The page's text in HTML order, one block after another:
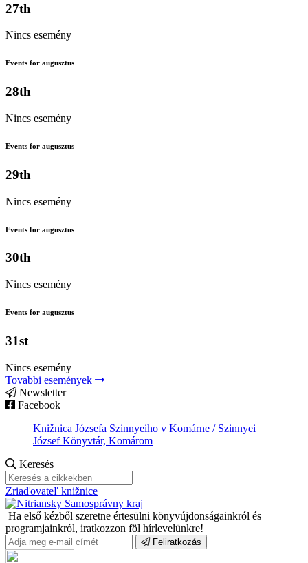
27th
Nincs esemény
Events for augusztus
28th
Nincs esemény
Events for augusztus
29th
Nincs esemény
Events for augusztus
30th
Nincs esemény
Events for augusztus
31st
Nincs esemény
Tovabbi események
Newsletter
Facebook
Knižnica Józsefa Szinnyeiho v Komárne / Szinnyei
József Könyvtár, Komárom
Keresés
Zriaďovateľ knižnice
Ha első kézből szeretne értesülni könyvújdonságainkról és
programjainkról, iratkozzon föl hírlevelünkre!
Feliratkozás